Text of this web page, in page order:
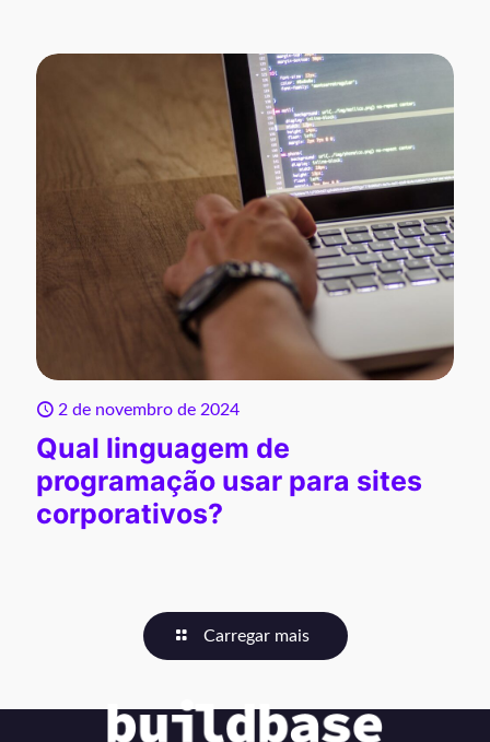
2 de novembro de 2024
Qual linguagem de
programação usar para sites
corporativos?
Carregar mais